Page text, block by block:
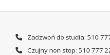
Zadzwoń do studia: 510
Czujny non stop: 510 777